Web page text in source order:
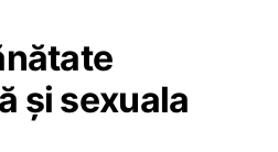
și sexuala